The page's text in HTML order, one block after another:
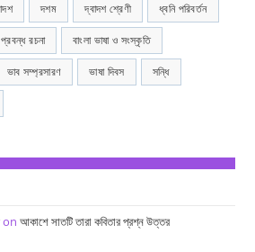
দশম দ্বাদশ শ্রেণী ধ্বনি পরিবর্তন
প্রবন্ধ রচনা বাংলা ভাষা ও সংস্কৃতি
ভাব সম্প্রসারণ ভাষা দিবস সন্ধি
on আকাশে সাতটি তারা কবিতার প্রশ্ন উত্তর